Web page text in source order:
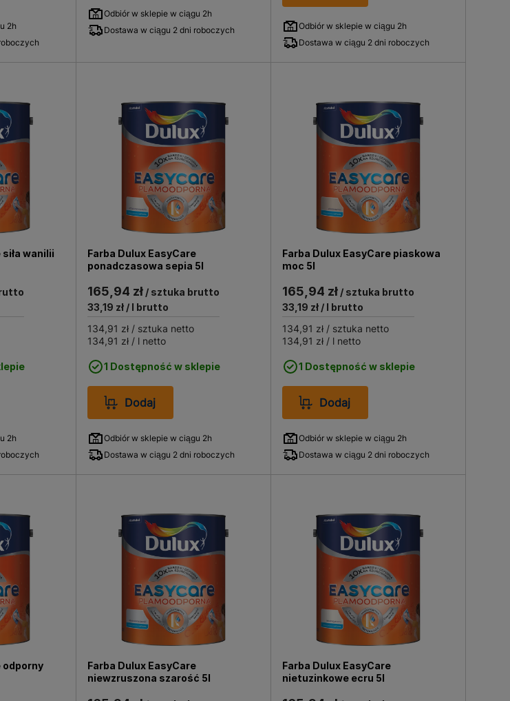
2h
Odbiór w sklepie w ciągu 2h
Dostawa w ciągu 2 dni roboczych
Odbiór w sklepie w ciągu 2h
Dostawa w ciągu 2 dni roboczych
wanilii
2h
Farba Dulux EasyCare
ponadczasowa sepia 5l
165,94 zł/ sztuka brutto
33,19 zł/ l brutto
134,91 zł/ sztuka netto
134,91 zł/ l netto
1 Dostępność w sklepie
Dodaj
Odbiór w sklepie w ciągu 2h
Dostawa w ciągu 2 dni roboczych
Farba Dulux EasyCare piaskowa
moc 5l
165,94 zł / sztuka brutto
33,19 zł / l brutto
134,91 zł / sztuka netto
134,91 zł / l netto
1 Dostępność w sklepie
Dodaj
Odbiór w sklepie w ciągu 2h
Dostawa w ciągu 2 dni roboczych
odporny
Farba Dulux EasyCare
niewzruszona szarość 5l
Farba Dulux EasyCare
nietuzinkowe ecru 5l